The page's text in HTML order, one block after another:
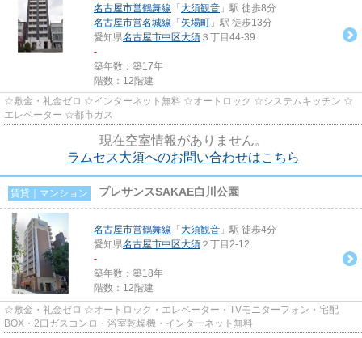
名古屋市営鶴舞線 「 大須観音 」駅 徒歩8分
名古屋市営名城線 「 矢場町 」駅 徒歩13分
愛知県名古屋市中区大須 ３丁目44-39
-
築年数：築17年
階数：12階建
☆敷金・礼金ゼロ ☆インターネット無料 ☆オートロック ☆システムキッチン ☆
エレベーター ☆都市ガス
現在空室情報がありません。
ラムセス大須へのお問い合わせはこちら
賃貸｜マンション プレサンスSAKAE白川公園
名古屋市営鶴舞線 「 大須観音 」駅 徒歩4分
愛知県名古屋市中区大須 ２丁目2-12
-
築年数：築18年
階数：12階建
☆敷金・礼金ゼロ ☆オートロック・エレベーター・TVモニターフォン・宅配
BOX・2口ガスコンロ・浴室乾燥機・インターネット無料